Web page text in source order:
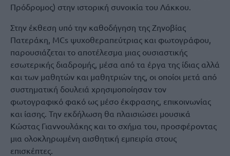
Πρόδρομος) στην ιστορική συνοικία του Λάκκου.
​Στην έκθεση υπό την καθοδήγηση της Ζηνοβίας
Πατεράκη, MCs ψυχοθεραπεύτριας και φωτογράφου,
παρουσιάζεται το αποτέλεσμα μιας ουσιαστικής
εσωτερικής διαδρομής, μέσα από τα έργα της ίδιας αλλά
και των μαθητών και μαθητριών της, οι οποίοι μετά από
συστηματική δουλειά χρησιμοποίησαν τον
φωτογραφικό φακό ως μέσο έκφρασης, επικοινωνίας
και ίασης. Την εκδήλωση θα πλαισιώσει μουσικά
Κώστας Γιαννουλάκης και το σχήμα του, προσφέροντας
μια ολοκληρωμένη αισθητική εμπειρία στους
επισκέπτες.